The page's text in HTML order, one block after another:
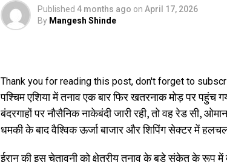
Published 4 months ago on April 17, 2026
By Mangesh Shinde
Thank you for reading this post, don't forget to
पश्चिम एशिया में तनाव एक बार फिर खतरनाक मोड़ पर
बंदरगाहों पर नौसैनिक नाकेबंदी जारी रही, तो वह रेड सी,
धमकी के बाद वैश्विक ऊर्जा बाजार और शिपिंग सेक्टर में
ईरान की इस चेतावनी को क्षेत्रीय तनाव के बड़े संकेत के रूप